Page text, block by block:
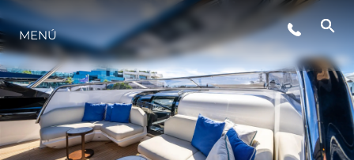
ESTILO DE VIDA
INNOVACIÓN
¿QUIÉNES SOMOS?
MENÚ